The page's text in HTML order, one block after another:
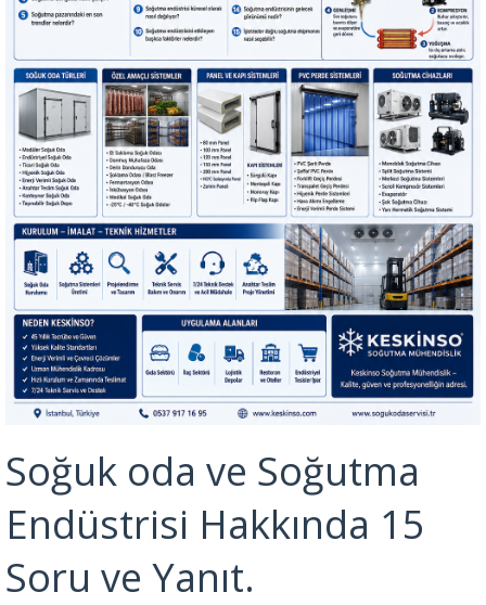
Soğuk oda ve Soğutma
Endüstrisi Hakkında 15
Soru ve Yanıt.